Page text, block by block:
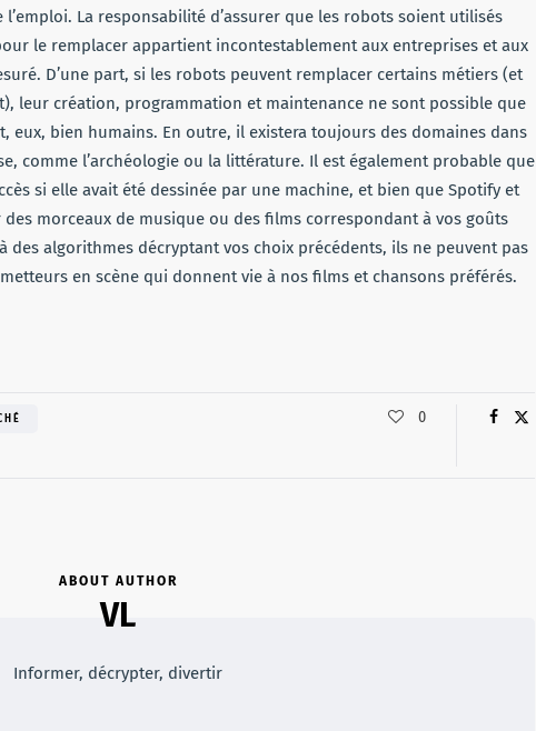
La responsabilité d’assurer que les robots soient utilisés
le remplacer appartient incontestablement aux entreprises et aux
D’une part, si les robots peuvent remplacer certains métiers (et
leur création, programmation et maintenance ne sont possible que
eux, bien humains. En outre, il existera toujours des domaines dans
comme l’archéologie ou la littérature. Il est également probable que
si elle avait été dessinée par une machine, et bien que Spotify et
morceaux de musique ou des films correspondant à vos goûts
des algorithmes décryptant vos choix précédents, ils ne peuvent pas
en scène qui donnent vie à nos films et chansons préférés.
0
ABOUT AUTHOR
VL
Informer, décrypter, divertir